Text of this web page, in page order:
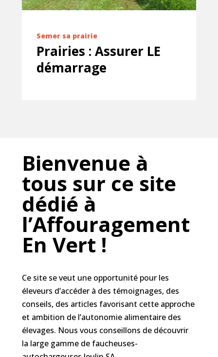
Semer sa prairie
Prairies : Assurer LE
démarrage
Bienvenue à
tous sur ce site
dédié à
l’Affouragement
En Vert !
Ce site se veut une opportunité pour les
éleveurs d’accéder à des témoignages, des
conseils, des articles favorisant cette approche
et ambition de l’autonomie alimentaire des
élevages. Nous vous conseillons de découvrir
la large gamme de faucheuses-